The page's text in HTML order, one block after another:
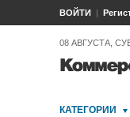
ВОЙТИ
08 АВГУСТА,
КАТЕГОРИИ